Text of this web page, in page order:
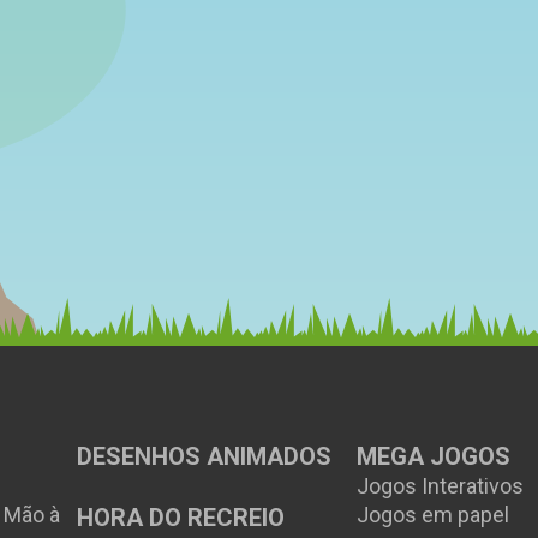
à
DESENHOS ANIMADOS
HORA DO RECREIO
MEGA JOGOS
Jogos Interativos
Jogos em papel